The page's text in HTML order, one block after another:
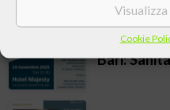
Cookie
NOV. 14,
Bari: